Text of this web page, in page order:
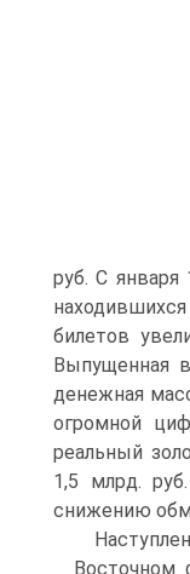
руб. С января
билетов
Выпущенная
денежная
огромной
реальный
1,5 млрд.
снижению
Восточном